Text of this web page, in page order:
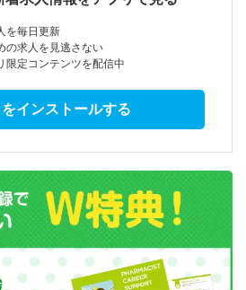
を毎日更新
の求人を見逃さない
限定コンテンツを配信中
インストールする